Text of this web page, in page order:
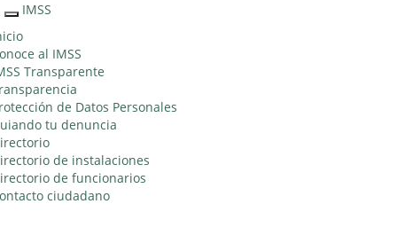
Interruptor
de
Navegación
IMSS
al IMSS
Transparente
de Datos Personales
tu denuncia
de instalaciones
de funcionarios
ciudadano